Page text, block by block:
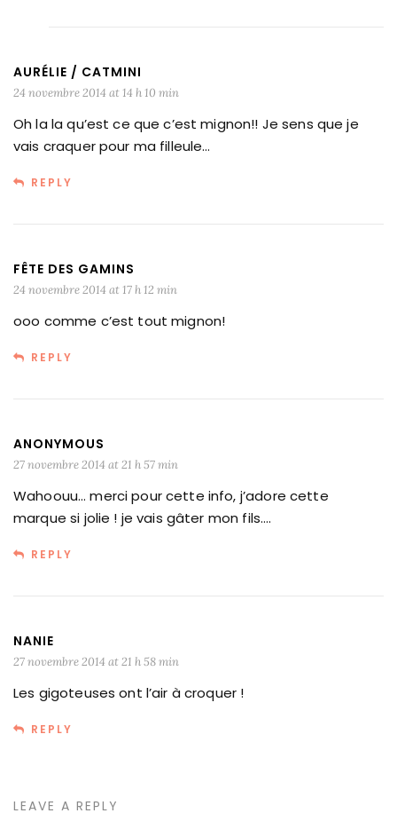
AURÉLIE / CATMINI
24 novembre 2014 at 14 h 10 min
Oh la la qu’est ce que c’est mignon!! Je sens que je
vais craquer pour ma filleule…
REPLY
FÊTE DES GAMINS
24 novembre 2014 at 17 h 12 min
ooo comme c’est tout mignon!
REPLY
ANONYMOUS
27 novembre 2014 at 21 h 57 min
Wahoouu… merci pour cette info, j’adore cette
marque si jolie ! je vais gâter mon fils….
REPLY
NANIE
27 novembre 2014 at 21 h 58 min
Les gigoteuses ont l’air à croquer !
REPLY
LEAVE A REPLY